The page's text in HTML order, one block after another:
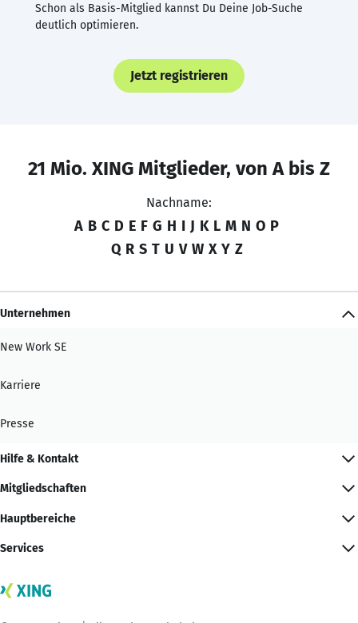
Schon als Basis-Mitglied kannst Du Deine Job-Suche
deutlich optimieren.
Jetzt registrieren
21 Mio. XING Mitglieder, von A bis Z
Nachname:
A B C D E F G H I J K L M N O P
Q R S T U V W X Y Z
Unternehmen
New Work SE
Karriere
Presse
Hilfe & Kontakt
Mitgliedschaften
Hauptbereiche
Services